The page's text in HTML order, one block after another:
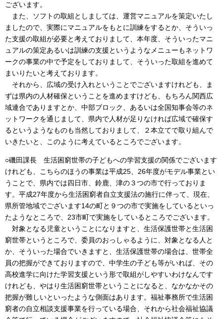
ございます。
また、ソフトの取組としましては、運営マニュアルを策定いたし
ましたので、実際にマニュアルをもとに訓練をするとか、そういっ
た支援の取組が必要と考えておりまして、本年度、そういったマニ
ュアルの策定あるいは訓練の支援というようなメニューもネットワ
ークの事業の中で予定をしておりまして、そういった取組を進めて
まいりたいと考えております。
それから、広域の受け入れということでございますけれども、ま
ずは県内の人材確保ということを進めますけども、もちろん関西広
域連合でありますとか、中部ブロック、あるいは全国知事会等のネ
ットワークを通じまして、県内で人材が足りなければ広域で確保す
るというようなものも当然しておりまして、２本立てで取り組んで
いきたいと、このように考えているところでございます。
○磯田課長 生活困窮世帯の子どもへの学習支援の関係でございます
けれども、こちらのほうの事業は平成25、26年度がモデル事業とい
うことで、県内では四日市、鈴鹿、津の３つの市で行っておりま
す。平成27年度から生活困窮者自立支援法の施行に伴って、現在、
県所管地域でございます14の町と９つの市で実施をしているといっ
たようなところで、23市町で実施をしているところでございます。
対象となる児童ということになりますと、生活保護世帯と生活困
窮世帯というところで、委員のおっしゃるように、対象となる人と
か、そういった場合でいきますと、生活保護世帯の場合は、世帯全
員の把握ができておりますので、中学生の子ども等がいれば、その
高校進学に向けた学習支援という形で取組がしやすいわけなんです
けれども、やはり生活困窮世帯ということになると、なかなかその
把握が難しいといったような側面はあります。福祉事務所で生活困
窮者の自立相談支援事業を行っている場合、それから社会福祉協議